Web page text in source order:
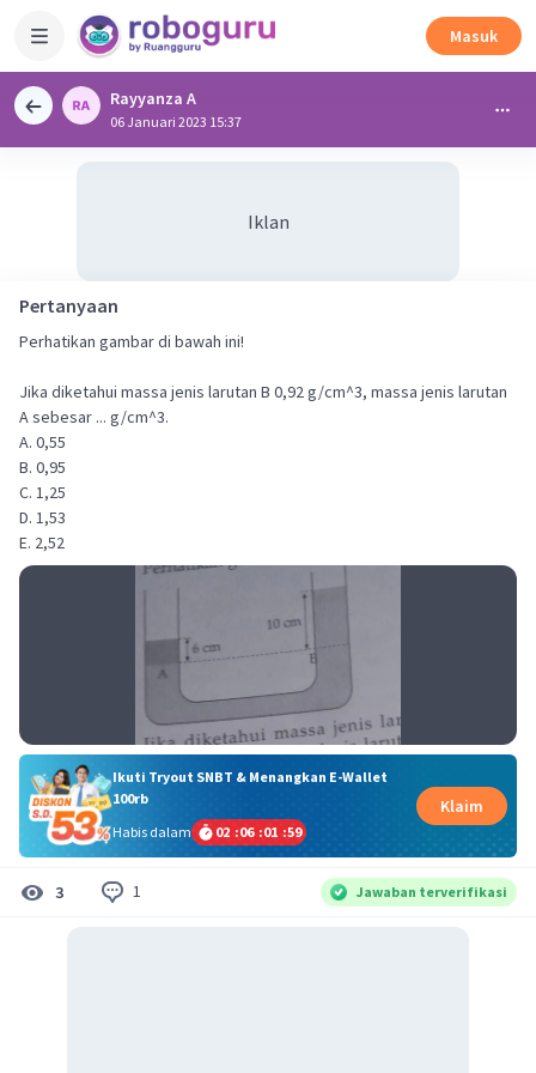
Masuk
Rayyanza A
06 Januari 2023 15:37
Iklan
Pertanyaan
Perhatikan gambar di bawah ini!
Jika diketahui massa jenis larutan B 0,92 g/cm^3, massa jenis larutan
A sebesar ... g/cm^3.
A. 0,55
B. 0,95
C. 1,25
D. 1,53
E. 2,52
Ikuti Tryout SNBT & Menangkan E-Wallet
100rb
Habis dalam
02 :06 :01 :59
Klaim
3 1 Jawaban terverifikasi